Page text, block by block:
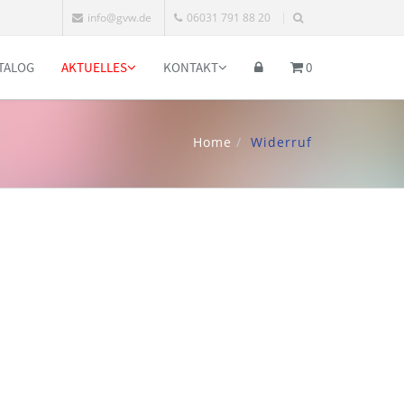
info@gvw.de 06031 791 88 20
AKTUELLES KONTAKT 0
Home Widerruf